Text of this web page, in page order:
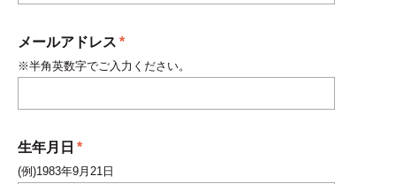
メールアドレス *
※半角英数字でご入力ください。
生年月日 *
(例)1983年9月21日